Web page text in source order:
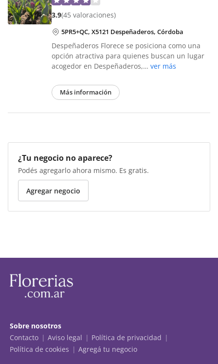
3.9(45 valoraciones)
5PR5+QC, X5121 Despeñaderos, Córdoba
Despeñaderos Florece se posiciona como una
opción atractiva para quienes buscan un lugar
acogedor en Despeñaderos,… ver más
Más información
¿Tu negocio no aparece?
Podés agregarlo ahora mismo. Es gratis.
Agregar negocio
Sobre nosotros
Contacto
Aviso legal
Política de privacidad
Política de cookies
Agregá tu negocio